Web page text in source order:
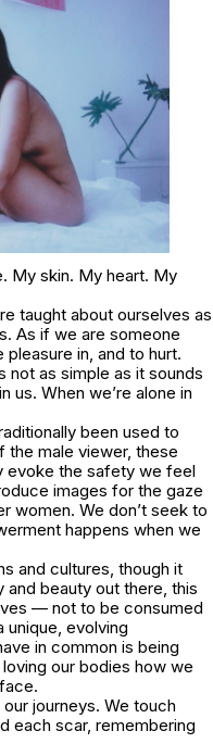
My skin. My heart. My
taught about ourselves as
As if we are someone
in, and to hurt.
not as simple as it sounds
us. When we’re alone in
been used to
the male viewer, these
evoke the safety we feel
images for the gaze
women. We don’t seek to
happens when we
and cultures, though it
beauty out there, this
— not to be consumed
unique, evolving
in common is being
our bodies how we
journeys. We touch
each scar, remembering